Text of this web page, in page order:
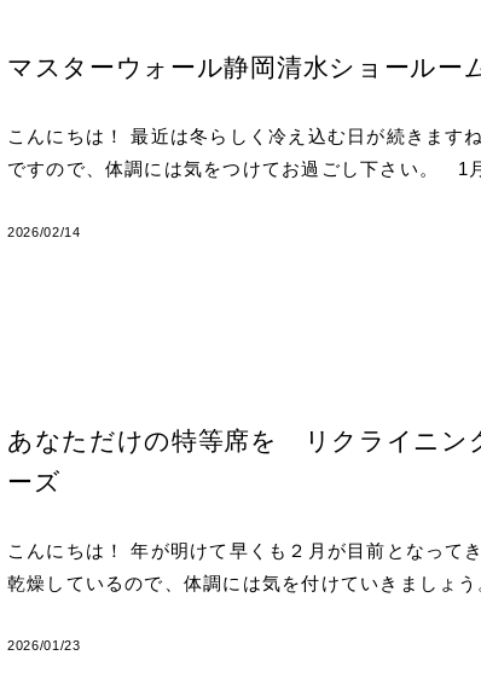
マスターウォール静岡清水ショールー
こんにちは！ 最近は冬らしく冷え込む日が続きます
ですので、体調には気をつけてお過ごし下さい。
2026/02/14
あなただけの特等席を リクライニン
ーズ
こんにちは！ 年が明けて早くも２月が目前となって
乾燥しているので、体調には気を付けていきまし
2026/01/23